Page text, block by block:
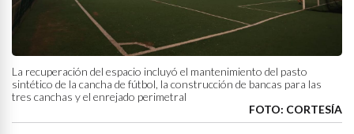
La recuperación del espacio incluyó el mantenimiento del pasto
sintético de la cancha de fútbol, la construcción de bancas para las
tres canchas y el enrejado perimetral
FOTO: CORTESÍA